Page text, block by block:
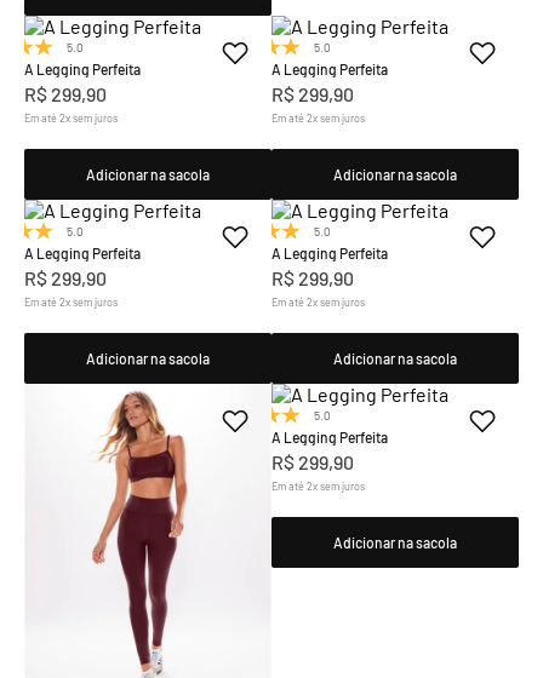
5.0
A Legging Perfeita
R$299,90
Em até2xsem juros
Adicionar na sacola
5.0
A Legging Perfeita
R$299,90
Em até2xsem juros
Adicionar na sacola
5.0
A Legging Perfeita
R$299,90
Em até2xsem juros
Adicionar na sacola
5.0
A Legging Perfeita
R$299,90
Em até2xsem juros
Adicionar na sacola
5.0
A Legging Perfeita
R$299,90
Em até2xsem juros
Adicionar na sacola